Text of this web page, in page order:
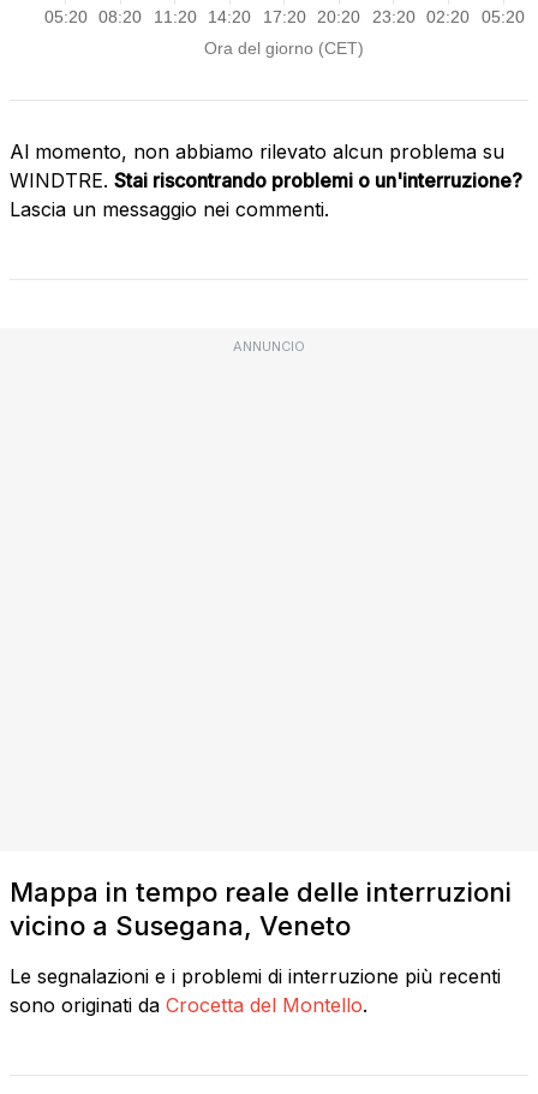
Al momento, non abbiamo rilevato alcun problema su
WINDTRE. Stai riscontrando problemi o un'interruzione?
Lascia un messaggio nei commenti.
ANNUNCIO
Mappa in tempo reale delle interruzioni
vicino a Susegana, Veneto
Le segnalazioni e i problemi di interruzione più recenti
sono originati da Crocetta del Montello.